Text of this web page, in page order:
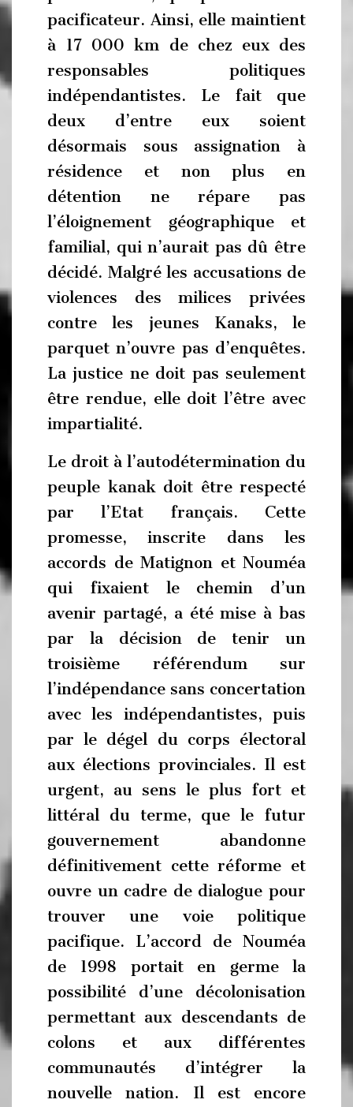
pacificateur. Ainsi, elle maintient
à 17 000 km de chez eux des
responsables politiques
indépendantistes. Le fait que
deux d’entre eux soient
désormais sous assignation à
résidence et non plus en
détention ne répare pas
l’éloignement géographique et
familial, qui n’aurait pas dû être
décidé. Malgré les accusations de
violences des milices privées
contre les jeunes Kanaks, le
parquet n’ouvre pas d’enquêtes.
La justice ne doit pas seulement
être rendue, elle doit l’être avec
impartialité.
Le droit à l’autodétermination du
peuple kanak doit être respecté
par l’Etat français. Cette
promesse, inscrite dans les
accords de Matignon et Nouméa
qui fixaient le chemin d’un
avenir partagé, a été mise à bas
par la décision de tenir un
troisième référendum sur
l’indépendance sans concertation
avec les indépendantistes, puis
par le dégel du corps électoral
aux élections provinciales. Il est
urgent, au sens le plus fort et
littéral du terme, que le futur
gouvernement abandonne
définitivement cette réforme et
ouvre un cadre de dialogue pour
trouver une voie politique
pacifique. L’accord de Nouméa
de 1998 portait en germe la
possibilité d’une décolonisation
permettant aux descendants de
colons et aux différentes
communautés d’intégrer la
nouvelle nation. Il est encore